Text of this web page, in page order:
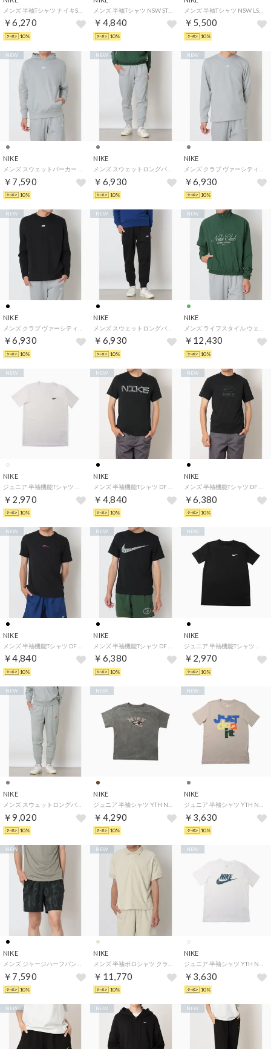
￥6,270
10%
￥4,840
10%
メンズ 半袖Tシャツ NSW LSE パーム ツリー NIK S/S Tシャツ IM9346100 （WHITE）
￥5,500
10%
NIKE
メンズ スウェットパーカー クラブ ヴァーシティ フーディ IO1384077 （LT SMOKE GREY）
￥7,590
NEW
10%
NIKE
メンズ スウェットロングパンツ クラブ ヴァーシティ ジョガー パンツ IO1377077 （LT SMOKE GREY）
￥6,930
NEW
10%
NIKE
メンズ クラブ ヴァーシティ L/S クルー IU0793077 （LT SMOKE GREY/WHITE）
￥6,930
NEW
10%
NIKE
￥6,930
NEW
10%
NIKE
￥6,930
NEW
10%
NIKE
￥12,430
NEW
10%
NIKE
ジュニア 半袖機能Tシャツ YTH DF LGD スウッシュ LBR S/S Tシャツ FZ5198100 （ホワイト）
￥2,970
NEW
10%
NIKE
メンズ 半袖機能Tシャツ DF STD HBR S/S Tシャツ IM6135010 （BLACK）
￥4,840
NEW
10%
NIKE
メンズ 半袖機能Tシャツ DF UV HYVERSE TOP FLD IM3596010 （BLACK/ANTHRACITE）
￥6,380
NEW
10%
NIKE
￥4,840
NEW
10%
NIKE
￥6,380
NEW
10%
NIKE
￥2,970
NEW
10%
NIKE
メンズ スウェットロングパンツ クラブ FT ジョガー FN3802064 （DK GREY HEATHER）
￥9,020
NEW
10%
NIKE
ジュニア 半袖シャツ YTH NSW M90 レトロ CHAMPS S/S Tシャツ IO1943289 （ブラウン）
￥4,290
NEW
10%
NIKE
ジュニア 半袖シャツ YTH NSW クラブ FAM S/S Tシャツ IO1963211 （グレー）
￥3,630
NEW
10%
NIKE
￥7,590
NEW
10%
NIKE
￥11,770
NEW
10%
NIKE
￥3,630
NEW
10%
NEW NEW NEW